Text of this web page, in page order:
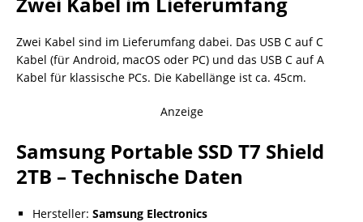
Zwei Kabel sind im Lieferumfang dabei. Das USB C auf C
Kabel (für Android, macOS oder PC) und das USB C auf A
Kabel für klassische PCs. Die Kabellänge ist ca. 45cm.
Anzeige
Samsung Portable SSD T7 Shield
2TB – Technische Daten
Hersteller: Samsung Electronics